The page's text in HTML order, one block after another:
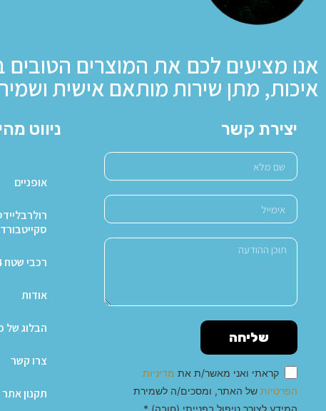
אנו מציעים לכם את המוצרים
איכות, מתן שירות מותאם אישית
יצירת קשר
שליחה
קראתי ואני מאשר/ת את מדיניות
הפרטיות של האתר, ומסכים/ה לשמירת
המידע לצורך טיפול בפנייתי (חובה) *
ניווט
אופניים
סקייטבורד
רכבי שטח 4X4
אודות
הבלוג של
צרו קשר
תקנון אתר